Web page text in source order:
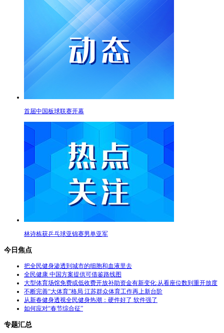
首届中国板球联赛开幕
林诗栋获乒乓球亚锦赛男单亚军
今日焦点
把全民健身渗透到城市的细胞和血液里去
全民健康 中国方案提供可借鉴路线图
大型体育场馆免费或低收费开放补助资金有新变化:从看座位数到重开放度
不断完善“大体育”格局 江苏群众体育工作再上新台阶
从新春健身透视全民健身热潮：硬件好了 软件强了
如何应对“春节综合征”
专题汇总